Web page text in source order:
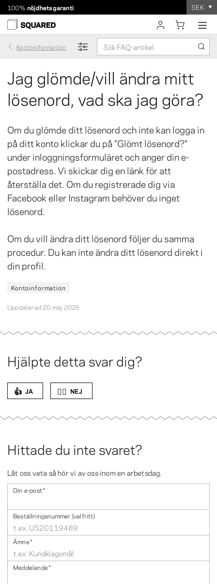
Världsomspännande frakt. Rabatterad frakt över 560 kr
Beställningen tar
100% nöjdhetsgaranti SEK
logga in
Kontoinformation
Jag glömde/vill ändra mitt
lösenord, vad ska jag göra?
Om du glömde ditt lösenord och inte kan logga in
på ditt konto klickar du på "Glömt lösenord?"
under inloggningsformuläret och anger din e-
postadress. Vi skickar dig en länk för att
återställa det. Om du registrerade dig via
Facebook eller Instagram behöver du inget
lösenord.
Om du vill ändra ditt lösenord följer du samma
procedur. Du kan inte ändra ditt lösenord direkt i
din profil.
Kontoinformation
Uppdaterad 20 maj 2026
Hjälpte detta svar dig?
👍 JA 👎🏻 NEJ
Hittade du inte svaret?
Låt oss veta så hör vi av oss inom en arbetsdag.
Din e-post*
Beställningsnummer (valfritt)
Ämne*
Meddelande*